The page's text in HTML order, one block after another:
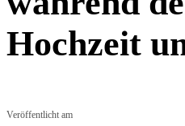
Hochzeit
Veröffentlicht am